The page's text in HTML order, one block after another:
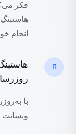
فکر
انجام
با
وبسایت